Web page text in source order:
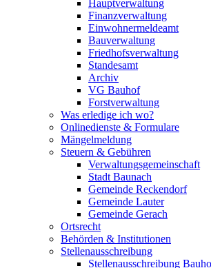
Hauptverwaltung
Finanzverwaltung
Einwohnermeldeamt
Bauverwaltung
Friedhofsverwaltung
Standesamt
Archiv
VG Bauhof
Forstverwaltung
Was erledige ich wo?
Onlinedienste & Formulare
Mängelmeldung
Steuern & Gebühren
Verwaltungsgemeinschaft
Stadt Baunach
Gemeinde Reckendorf
Gemeinde Lauter
Gemeinde Gerach
Ortsrecht
Behörden & Institutionen
Stellenausschreibung
Stellenausschreibung